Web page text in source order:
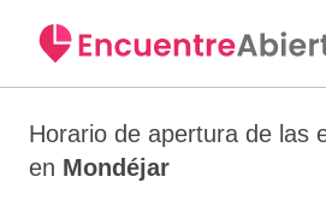
Horario de apertura de las
en Mondéjar